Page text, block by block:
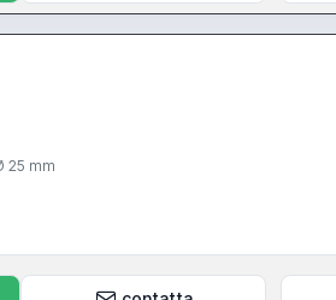
25 mm